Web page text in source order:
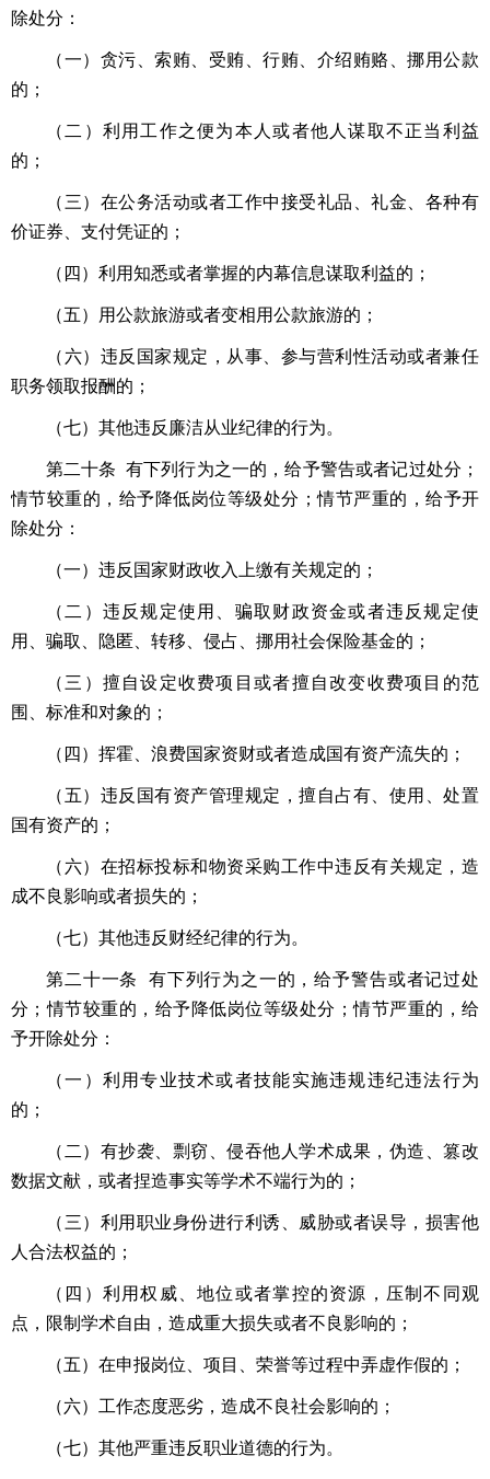
除处分：
（一）贪污、索贿、受贿、行贿、介绍贿赂、挪用公款
的；
（二）利用工作之便为本人或者他人谋取不正当利益
的；
（三）在公务活动或者工作中接受礼品、礼金、各种有
价证券、支付凭证的；
（四）利用知悉或者掌握的内幕信息谋取利益的；
（五）用公款旅游或者变相用公款旅游的；
（六）违反国家规定，从事、参与营利性活动或者兼任
职务领取报酬的；
（七）其他违反廉洁从业纪律的行为。
第二十条 有下列行为之一的，给予警告或者记过处分；
情节较重的，给予降低岗位等级处分；情节严重的，给予开
除处分：
（一）违反国家财政收入上缴有关规定的；
（二）违反规定使用、骗取财政资金或者违反规定使
用、骗取、隐匿、转移、侵占、挪用社会保险基金的；
（三）擅自设定收费项目或者擅自改变收费项目的范
围、标准和对象的；
（四）挥霍、浪费国家资财或者造成国有资产流失的；
（五）违反国有资产管理规定，擅自占有、使用、处置
国有资产的；
（六）在招标投标和物资采购工作中违反有关规定，造
成不良影响或者损失的；
（七）其他违反财经纪律的行为。
第二十一条 有下列行为之一的，给予警告或者记过处
分；情节较重的，给予降低岗位等级处分；情节严重的，给
予开除处分：
（一）利用专业技术或者技能实施违规违纪违法行为
的；
（二）有抄袭、剽窃、侵吞他人学术成果，伪造、篡改
数据文献，或者捏造事实等学术不端行为的；
（三）利用职业身份进行利诱、威胁或者误导，损害他
人合法权益的；
（四）利用权威、地位或者掌控的资源，压制不同观
点，限制学术自由，造成重大损失或者不良影响的；
（五）在申报岗位、项目、荣誉等过程中弄虚作假的；
（六）工作态度恶劣，造成不良社会影响的；
（七）其他严重违反职业道德的行为。